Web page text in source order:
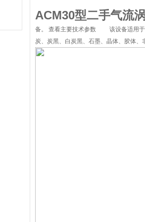
ACM30型二手气流
备。 查看主要技术参数 该设备适用于
炭、炭黑、白炭黑、石墨、晶体、胶体